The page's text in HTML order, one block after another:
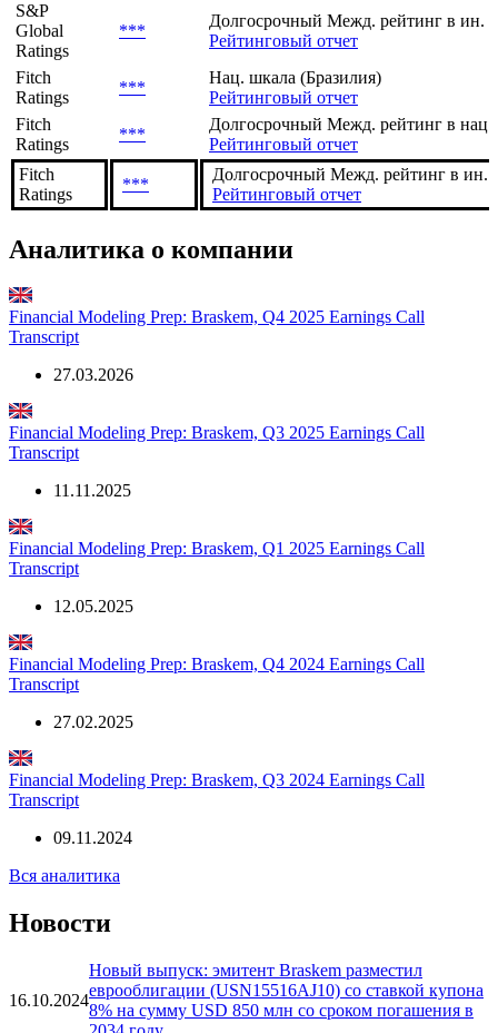
S&P
Global
Ratings
***
Долгосрочный Межд. рейтинг в ин.
Рейтинговый отчет
Fitch
Ratings
***
Нац. шкала (Бразилия)
Рейтинговый отчет
Fitch
Ratings
***
Долгосрочный Межд. рейтинг в нац.
Рейтинговый отчет
Fitch
Ratings
***
Долгосрочный Межд. рейтинг в ин.
Рейтинговый отчет
Аналитика о компании
Financial Modeling Prep: Braskem, Q4 2025 Earnings Call
Transcript
27.03.2026
Financial Modeling Prep: Braskem, Q3 2025 Earnings Call
Transcript
11.11.2025
Financial Modeling Prep: Braskem, Q1 2025 Earnings Call
Transcript
12.05.2025
Financial Modeling Prep: Braskem, Q4 2024 Earnings Call
Transcript
27.02.2025
Financial Modeling Prep: Braskem, Q3 2024 Earnings Call
Transcript
09.11.2024
Вся аналитика
Новости
16.10.2024
Новый выпуск: эмитент Braskem разместил
еврооблигации (USN15516AJ10) со ставкой купона
8% на сумму USD 850 млн со сроком погашения в